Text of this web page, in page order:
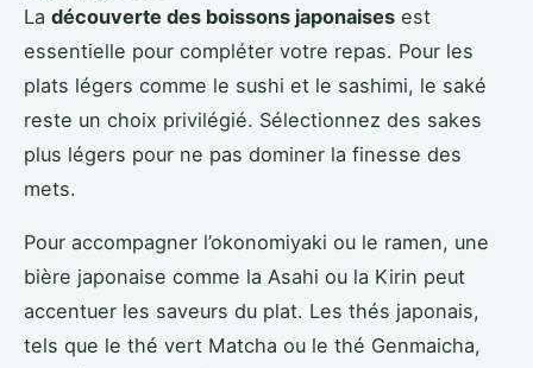
La découverte des boissons japonaises est
essentielle pour compléter votre repas. Pour les
plats légers comme le sushi et le sashimi, le saké
reste un choix privilégié. Sélectionnez des sakes
plus légers pour ne pas dominer la finesse des
mets.
Pour accompagner l’okonomiyaki ou le ramen, une
bière japonaise comme la Asahi ou la Kirin peut
accentuer les saveurs du plat. Les thés japonais,
tels que le thé vert Matcha ou le thé Genmaicha,